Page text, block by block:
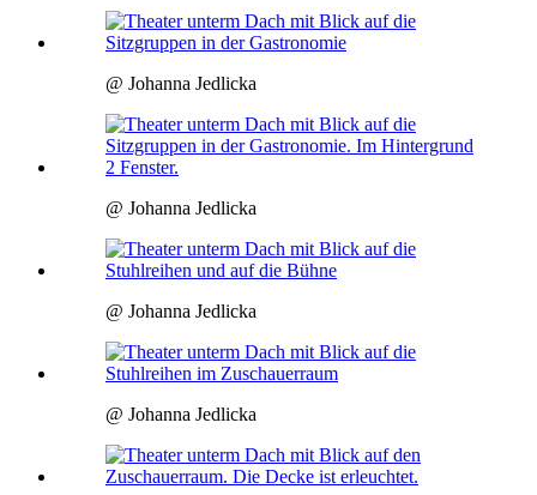
@ Johanna Jedlicka
@ Johanna Jedlicka
@ Johanna Jedlicka
@ Johanna Jedlicka